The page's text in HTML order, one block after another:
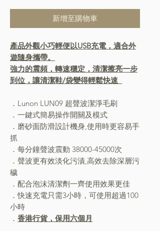
新增至購物車
產品外觀小巧輕便以USB充電，適合外
遊隨身攜帶。
強力的震頻，轉速穩定，清潔擦亮一步
到位，讓清潔鞋/袋變得輕鬆快速
．Lunon LUN09 超聲波潔淨毛刷
．一鍵式簡易操作開關及模式
．磨砂面防滑設計機身,使用時更容易手
抓
．每分鐘聲波震動 38000-45000次
．聲波更有效淡化污漬,高效去除深層污
穢
．配合泡沫清潔劑一齊使用效果更佳
．快速充電只需3小時，可使用超過100
小時
． 香港行貨，保用六個月